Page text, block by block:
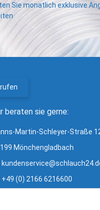
Sie monatlich exklusive
beraten sie gerne:
Martin-Schleyer-Straße
Mönchengladbach
+49 (0) 2166 6216600